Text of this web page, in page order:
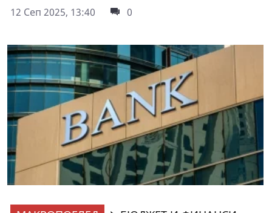
12 Сеп 2025, 13:40
0